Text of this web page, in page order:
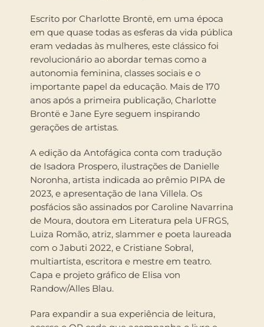
Escrito por Charlotte Brontë, em uma época
em que quase todas as esferas da vida pública
eram vedadas às mulheres, este clássico foi
revolucionário ao abordar temas como a
autonomia feminina, classes sociais e o
importante papel da educação. Mais de 170
anos após a primeira publicação, Charlotte
Brontë e Jane Eyre seguem inspirando
gerações de artistas.
A edição da Antofágica conta com tradução
de Isadora Prospero, ilustrações de Danielle
Noronha, artista indicada ao prêmio PIPA de
2023, e apresentação de Iana Villela. Os
posfácios são assinados por Caroline Navarrina
de Moura, doutora em Literatura pela UFRGS,
Luiza Romão, atriz, slammer e poeta laureada
com o Jabuti 2022, e Cristiane Sobral,
multiartista, escritora e mestre em teatro.
Capa e projeto gráfico de Elisa von
Randow/Alles Blau.
Para expandir a sua experiência de leitura,